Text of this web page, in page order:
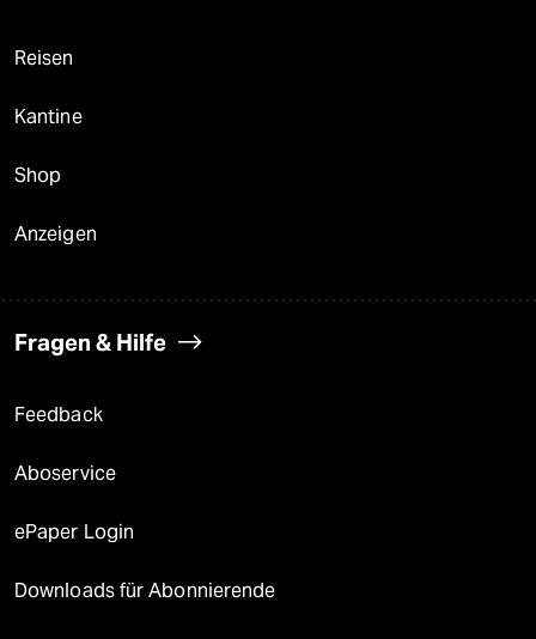
Reisen
Kantine
Shop
Anzeigen
Fragen & Hilfe
Feedback
Aboservice
ePaper Login
Downloads für Abonnierende